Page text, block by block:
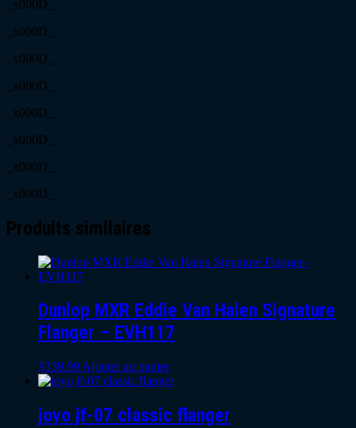
_x000D_
_x000D_
_x000D_
_x000D_
_x000D_
_x000D_
_x000D_
_x000D_
Produits similaires
Dunlop MXR Eddie Van Halen Signature
Flanger – EVH117
$339.99 Ajouter au panier
joyo jf-07 classic flanger